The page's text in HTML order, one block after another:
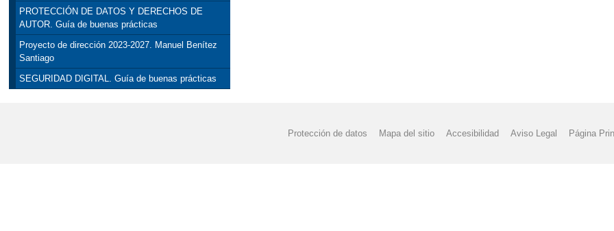
PROTECCIÓN DE DATOS Y DERECHOS DE
AUTOR. Guía de buenas prácticas
Proyecto de dirección 2023-2027. Manuel Benítez
Santiago
SEGURIDAD DIGITAL. Guía de buenas prácticas
Protección de datos Mapa del sitio Accesibilidad Aviso Legal Página